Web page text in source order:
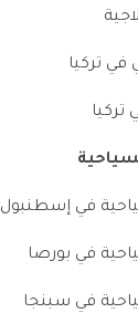
تركيا
تركيا
في إسطنبول
في بورصا
في سبنجا